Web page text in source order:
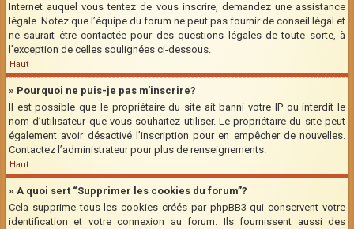
Internet auquel vous tentez de vous inscrire, demandez une assistance
légale. Notez que l’équipe du forum ne peut pas fournir de conseil légal et
ne saurait être contactée pour des questions légales de toute sorte, à
l’exception de celles soulignées ci-dessous.
Haut
» Pourquoi ne puis-je pas m’inscrire?
Il est possible que le propriétaire du site ait banni votre IP ou interdit le
nom d’utilisateur que vous souhaitez utiliser. Le propriétaire du site peut
également avoir désactivé l’inscription pour en empêcher de nouvelles.
Contactez l’administrateur pour plus de renseignements.
Haut
» A quoi sert “Supprimer les cookies du forum”?
Cela supprime tous les cookies créés par phpBB3 qui conservent votre
identification et votre connexion au forum. Ils fournissent aussi des